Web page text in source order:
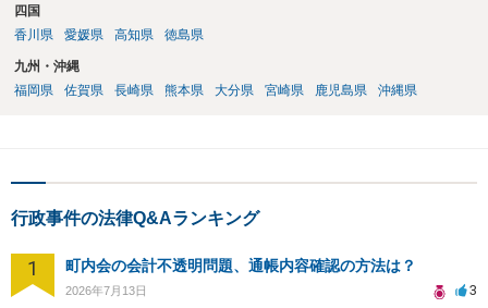
四国
香川県
愛媛県 高知県 徳島県
九州・沖縄
福岡県
佐賀県 長崎県 熊本県 大分県 宮崎県 鹿児島県 沖縄県
行政事件の法律Q&Aランキング
1 町内会の会計不透明問題、通帳内容確認の方法は？
2026年7月13日 3